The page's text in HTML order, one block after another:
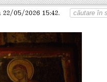
05/2026 15:42.